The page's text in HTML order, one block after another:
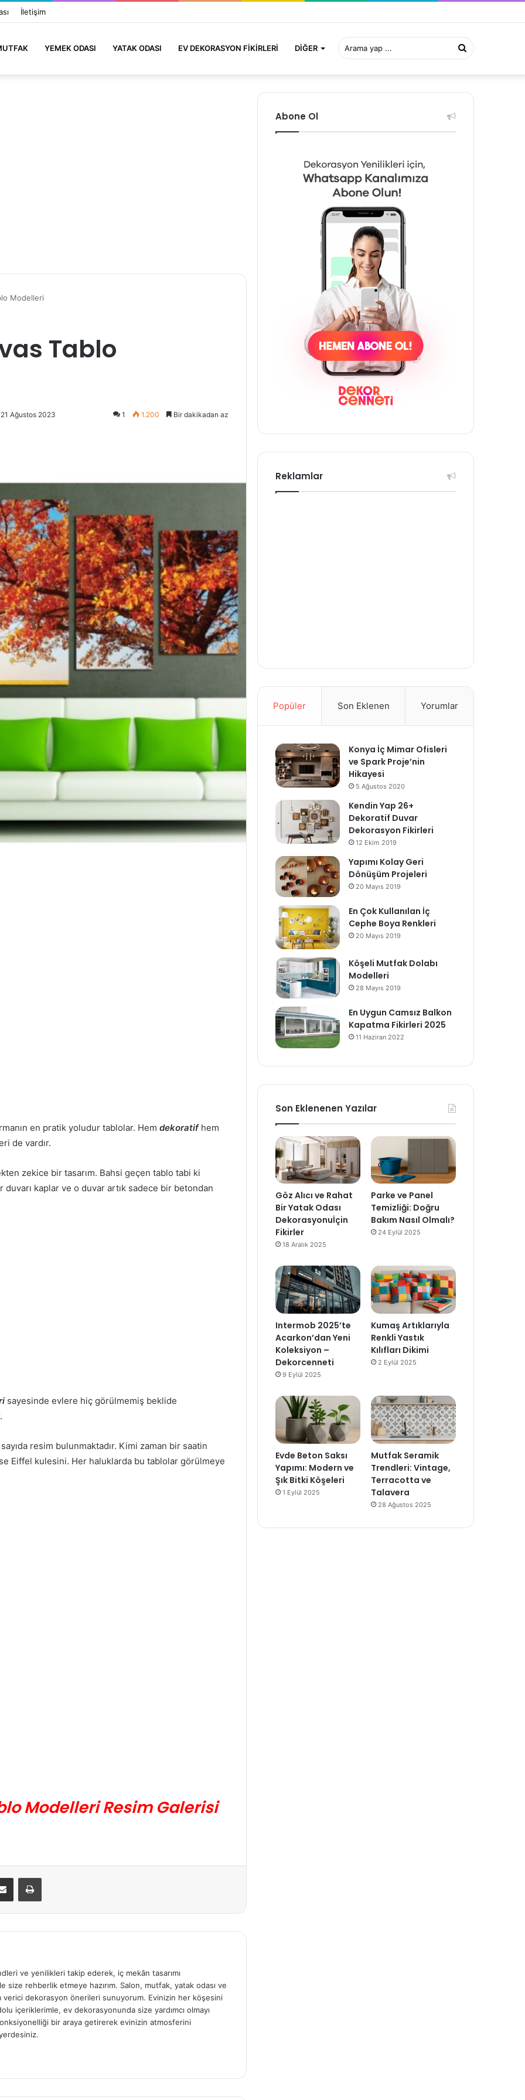
İletişim
YEMEK ODASI YATAK ODASI EV DEKORASYON FIKIRLERI DIĞER Arama
yap
Modelleri
Tablo
Ağustos 2023 1 1.200 Bir dakikadan az
en pratik yoludur tablolar. Hem dekoratif hem
de vardır.
zekice bir tasarım. Bahsi geçen tablo tabi ki
kaplar ve o duvar artık sadece bir betondan
sayesinde evlere hiç görülmemiş beklide
resim bulunmaktadır. Kimi zaman bir saatin
Eiffel kulesini. Her haluklarda bu tablolar görülmeye
Modelleri Resim Galerisi
ve yenilikleri takip ederek, iç mekân tasarımı
size rehberlik etmeye hazırım. Salon, mutfak, yatak odası ve
verici dekorasyon önerileri sunuyorum. Evinizin her köşesini
içeriklerimle, ev dekorasyonunda size yardımcı olmayı
bir araya getirerek evinizin atmosferini
Abone Ol
Reklamlar
Popüler Son Eklenen Yorumlar
Konya İç Mimar Ofisleri
ve Spark Proje’nin
Hikayesi
5 Ağustos 2020
Kendin Yap 26+
Dekoratif Duvar
Dekorasyon Fikirleri
12 Ekim 2019
Yapımı Kolay Geri
Dönüşüm Projeleri
20 Mayıs 2019
En Çok Kullanılan İç
Cephe Boya Renkleri
20 Mayıs 2019
Köşeli Mutfak Dolabı
Modelleri
28 Mayıs 2019
En Uygun Camsız Balkon
Kapatma Fikirleri 2025
11 Haziran 2022
Son Eklenenen Yazılar
Göz Alıcı ve Rahat
Bir Yatak Odası
Dekorasyonuİçin
Fikirler
18 Aralık 2025
Parke ve Panel
Temizliği: Doğru
Bakım Nasıl Olmalı?
24 Eylül 2025
Intermob 2025’te
Acarkon’dan Yeni
Koleksiyon –
Dekorcenneti
9 Eylül 2025
Kumaş Artıklarıyla
Renkli Yastık
Kılıfları Dikimi
2 Eylül 2025
Evde Beton Saksı
Yapımı: Modern ve
Şık Bitki Köşeleri
1 Eylül 2025
Mutfak Seramik
Trendleri: Vintage,
Terracotta ve
Talavera
28 Ağustos 2025